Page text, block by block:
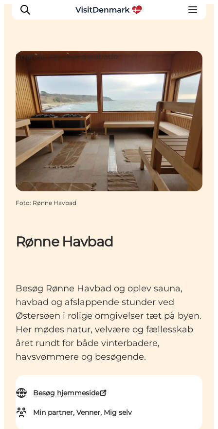
Inspiration
Destinationer
Oplevelser
Overnatning
Planlæg ferien
Rønne Havbad
Besøg Rønne Havbad og oplev sauna,
havbad og afslappende stunder ved
Østersøen i rolige omgivelser tæt på byen.
Her mødes natur, velvære og fællesskab
året rundt for både vinterbadere,
havsvømmere og besøgende.
Besøg hjemmeside
Min partner, Venner, Mig selv
Strande og udendørsbade
Foto: Rønne Havbad